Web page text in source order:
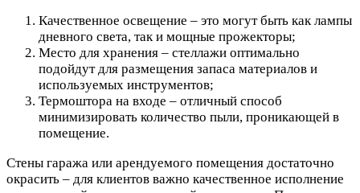
Качественное освещение – это могут быть как лампы
дневного света, так и мощные прожекторы;
Место для хранения – стеллажи оптимально
подойдут для размещения запаса материалов и
используемых инструментов;
Термоштора на входе – отличный способ
минимизировать количество пыли, проникающей в
помещение.
Стены гаража или арендуемого помещения достаточно
окрасить – для клиентов важно качественное исполнение